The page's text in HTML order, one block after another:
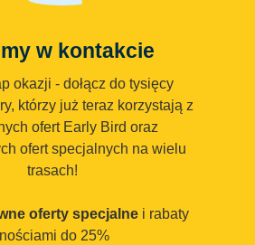
w kontakcie
okazji - dołącz do tysięcy
którzy już teraz korzystają z
ofert Early Bird oraz
ofert specjalnych na wielu
trasach!
oferty specjalne i rabaty
do 25%